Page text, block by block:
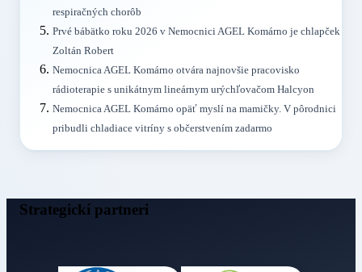
respiračných chorôb
Prvé bábätko roku 2026 v Nemocnici AGEL Komárno je chlapček
Zoltán Robert
Nemocnica AGEL Komárno otvára najnovšie pracovisko
rádioterapie s unikátnym lineárnym urýchľovačom Halcyon
Nemocnica AGEL Komárno opäť myslí na mamičky. V pôrodnici
pribudli chladiace vitríny s občerstvením zadarmo
Strategickí partneri